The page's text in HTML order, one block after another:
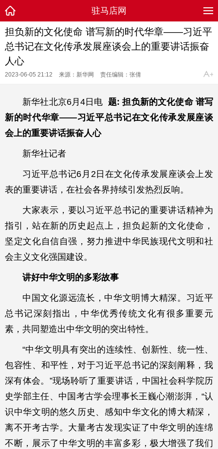
驻马店网
担负新的文化使命 谱写新的时代华章——习近平
总书记在文化传承发展座谈会上的重要讲话振奋
人心
2023-06-05 21:12 来源：新华网 责任编辑：张倩
新华社北京6月4日电 题: 担负新的文化使命 谱写
新的时代华章——习近平总书记在文化传承发展座谈
会上的重要讲话振奋人心
新华社记者
习近平总书记6月2日在文化传承发展座谈会上发
表的重要讲话，在社会各界持续引发热烈反响。
大家表示，要以习近平总书记的重要讲话精神为
指引，站在新的历史起点上，担负起新的文化使命，
坚定文化自信自强，努力推进中华民族现代文明和社
会主义文化强国建设。
讲好中华文明的多彩故事
中国文化源远流长，中华文明博大精深。习近平
总书记深刻指出，中华优秀传统文化有很多重要元
素，共同塑造出中华文明的突出特性。
“中华文明具有突出的连续性、创新性、统一性、
包容性、和平性，对于习近平总书记的深刻阐释，我
深有体会。”现场聆听了重要讲话，中国社会科学院历
史学部主任、中国考古学会理事长王巍心潮澎湃，“认
识中华文明的悠久历史、感知中华文化的博大精深，
离不开考古学。大量考古发现实证了中华文明的连绵
不断，展示了中华文明的丰富多彩，极大增强了我们